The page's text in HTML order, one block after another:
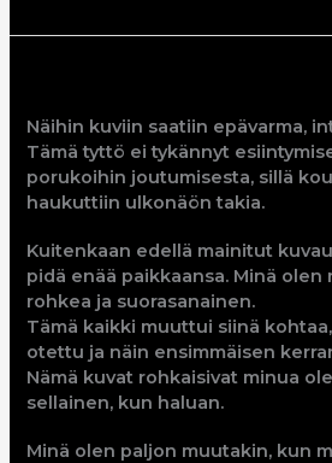
Näihin kuviin saatiin epävarma,
Tämä tyttö ei tykännyt
porukoihin joutumisesta, sillä
haukuttiin ulkonäön takia.
Kuitenkaan edellä mainitut
pidä enää paikkaansa. Minä olen
rohkea ja suorasanainen.
Tämä kaikki muuttui siinä
otettu ja näin ensimmäisen
Nämä kuvat rohkaisivat minua
sellainen, kun haluan.
Minä olen paljon muutakin, kun